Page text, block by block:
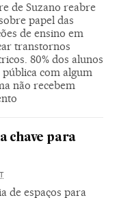
de Suzano reabre
papel das
de ensino em
transtornos
80% dos alunos
pública com algum
não recebem
chave para
de espaços para